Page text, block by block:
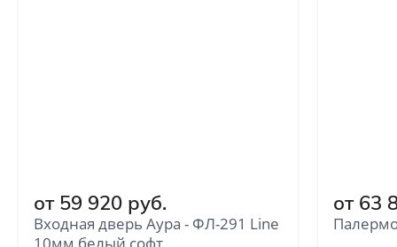
от 59 920 руб.
Входная дверь Аура - ФЛ-291 Line
от 63